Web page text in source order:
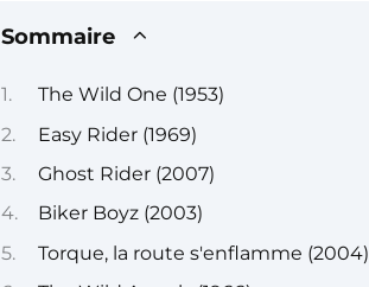
Sommaire
The Wild One (1953)
Easy Rider (1969)
Ghost Rider (2007)
Biker Boyz (2003)
Torque, la route s'enflamme (2004)